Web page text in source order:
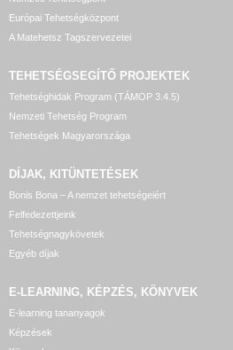
Európai Tehetségközpont
A Matehetsz Tagszervezetei
TEHETSÉGSEGÍTŐ PROJEKTEK
Tehetséghidak Program (TÁMOP 3.4.5)
Nemzeti Tehetség Program
Tehetségek Magyarországa
DÍJAK, KITÜNTETÉSEK
Bonis Bona – A nemzet tehetségeiért
Felfedezettjeink
Tehetségnagykövetek
Egyéb díjak
E-LEARNING, KÉPZÉS, KÖNYVEK
E-learning tananyagok
Képzések